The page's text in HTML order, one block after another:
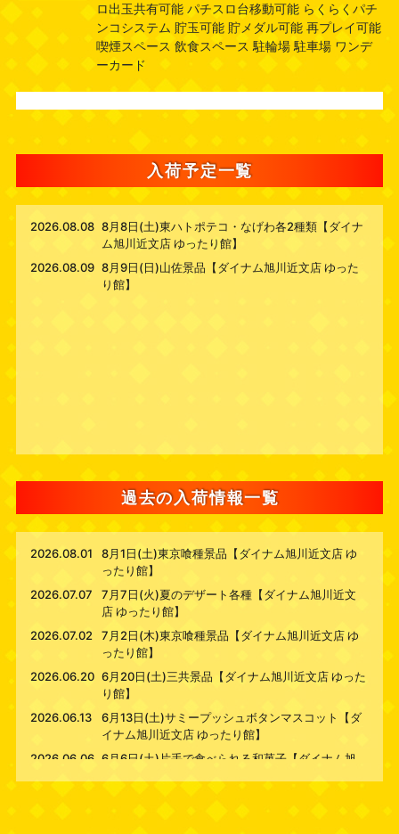
ロ出玉共有可能 パチスロ台移動可能 らくらくパチ
ンコシステム 貯玉可能 貯メダル可能 再プレイ可能
喫煙スペース 飲食スペース 駐輪場 駐車場 ワンデ
ーカード
入荷予定一覧
2026.08.08 8月8日(土)東ハトポテコ・なげわ各2種類【ダイナ
ム旭川近文店 ゆったり館】
2026.08.09 8月9日(日)山佐景品【ダイナム旭川近文店 ゆった
り館】
過去の入荷情報一覧
2026.08.01
8月1日(土)東京喰種景品【ダイナム旭川近文店 ゆ
ったり館】
2026.07.07
7月7日(火)夏のデザート各種【ダイナム旭川近文
店 ゆったり館】
2026.07.02
7月2日(木)東京喰種景品【ダイナム旭川近文店 ゆ
ったり館】
2026.06.20 6月20日(土)三共景品【ダイナム旭川近文店 ゆった
り館】
2026.06.13
6月13日(土)サミープッシュボタンマスコット【ダ
イナム旭川近文店 ゆったり館】
2026.06.06 6月6日(土)片手で食べられる和菓子【ダイナム旭